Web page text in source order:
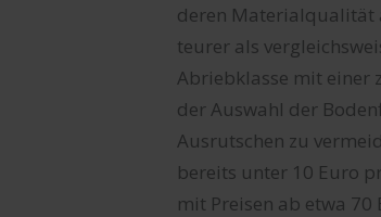
deren Materialqualität
teurer als
Abriebklasse mit einer
der Auswahl der
Ausrutschen zu
bereits unter 10 Euro
mit Preisen ab etwa